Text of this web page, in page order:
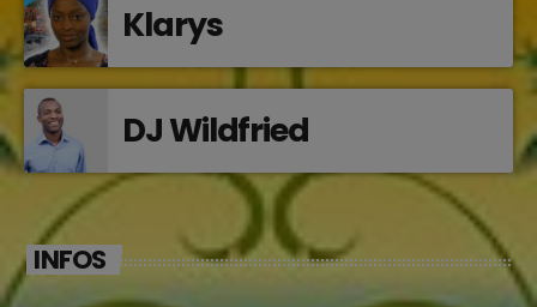
Klarys
DJ Wildfried
INFOS